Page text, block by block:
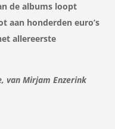
de albums loopt
aan honderden euro’s
allereerste
van Mirjam Enzerink